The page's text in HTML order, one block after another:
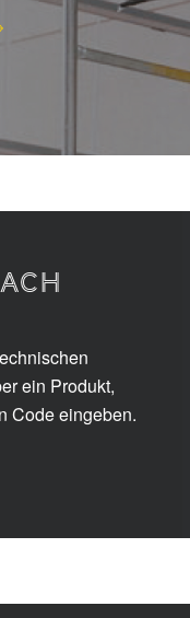
ein Produkt,
Code eingeben.